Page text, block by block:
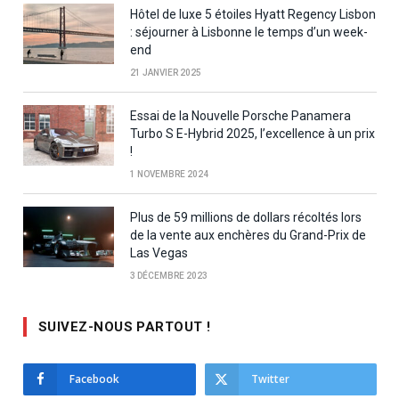
Hôtel de luxe 5 étoiles Hyatt Regency Lisbon
: séjourner à Lisbonne le temps d’un week-
end
21 JANVIER 2025
Essai de la Nouvelle Porsche Panamera
Turbo S E-Hybrid 2025, l’excellence à un prix
!
1 NOVEMBRE 2024
Plus de 59 millions de dollars récoltés lors
de la vente aux enchères du Grand-Prix de
Las Vegas
3 DÉCEMBRE 2023
SUIVEZ-NOUS PARTOUT !
Facebook Twitter